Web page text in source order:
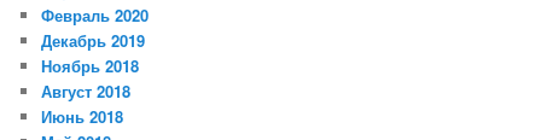
Февраль 2020
Декабрь 2019
Ноябрь 2018
Август 2018
Июнь 2018